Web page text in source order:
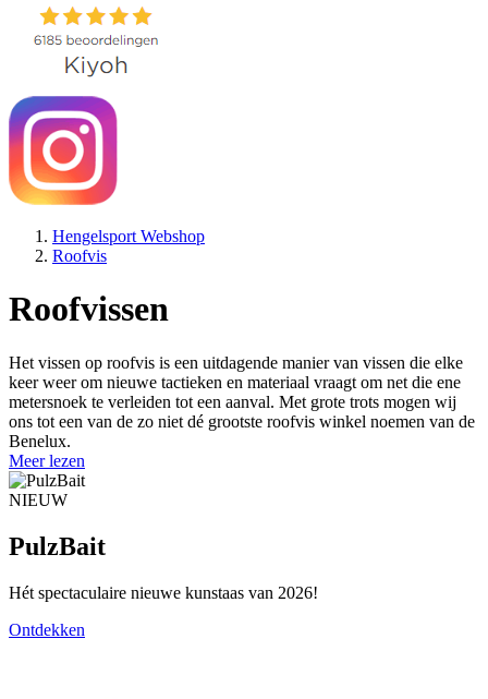
Hengelsport Webshop
Roofvis
Roofvissen
Het vissen op roofvis is een uitdagende manier van vissen die elke
keer weer om nieuwe tactieken en materiaal vraagt om net die ene
metersnoek te verleiden tot een aanval. Met grote trots mogen wij
ons tot een van de zo niet dé grootste roofvis winkel noemen van de
Benelux.
Meer lezen
NIEUW
PulzBait
Hét spectaculaire nieuwe kunstaas van 2026!
Ontdekken